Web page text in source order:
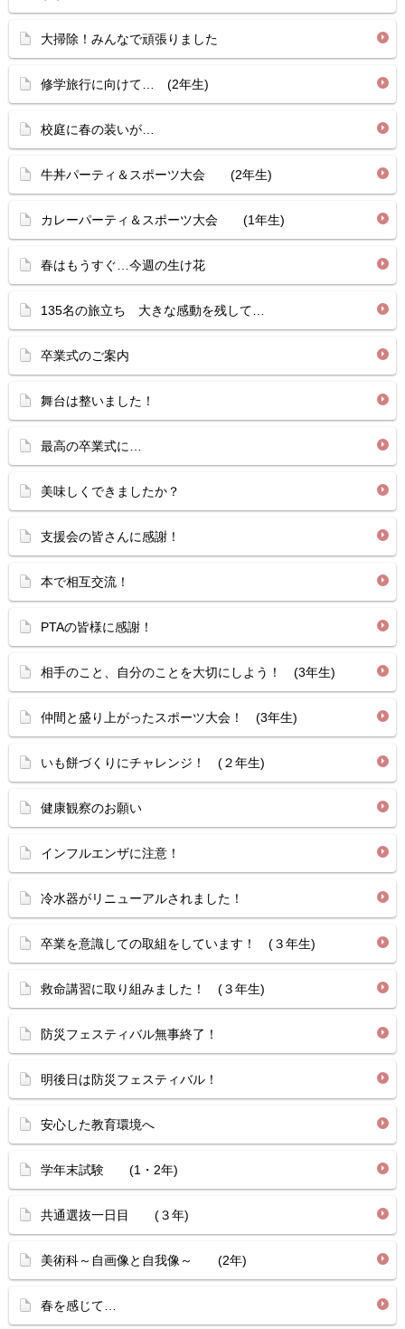
大掃除！みんなで頑張りました
修学旅行に向けて… (2年生)
校庭に春の装いが…
牛丼パーティ＆スポーツ大会 (2年生)
カレーパーティ＆スポーツ大会 (1年生)
春はもうすぐ…今週の生け花
135名の旅立ち 大きな感動を残して…
卒業式のご案内
舞台は整いました！
最高の卒業式に…
美味しくできましたか？
支援会の皆さんに感謝！
本で相互交流！
PTAの皆様に感謝！
相手のこと、自分のことを大切にしよう！ (3年生)
仲間と盛り上がったスポーツ大会！ (3年生)
いも餅づくりにチャレンジ！ (２年生)
健康観察のお願い
インフルエンザに注意！
冷水器がリニューアルされました！
卒業を意識しての取組をしています！ (３年生)
救命講習に取り組みました！ (３年生)
防災フェスティバル無事終了！
明後日は防災フェスティバル！
安心した教育環境へ
学年末試験 (1・2年)
共通選抜一日目 (３年)
美術科～自画像と自我像～ (2年)
春を感じて…